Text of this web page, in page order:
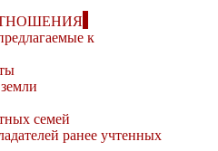
к
семей
ранее учтенных